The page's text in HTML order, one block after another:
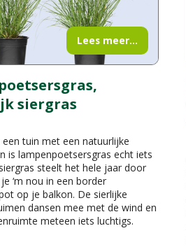
siergras
tuin met een natuurlijke
is lampenpoetsersgras echt iets
steelt het hele jaar door
‘m nou in een border
op je balkon. De sierlijke
dansen mee met de wind en
meteen iets luchtigs.
Lees meer...